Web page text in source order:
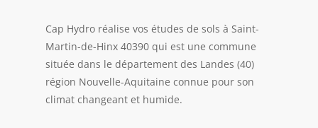
Cap Hydro réalise vos études de sols à Saint-
Martin-de-Hinx 40390 qui est une commune
située dans le département des Landes (40)
région Nouvelle-Aquitaine connue pour son
climat changeant et humide.